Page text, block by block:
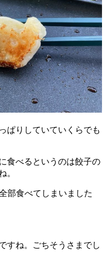
ぱりしていていくらでも
食べるというのは餃子の
。
部食べてしまいました
すね。ごちそうさまでし